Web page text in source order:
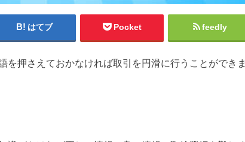
はてブ Pocket feedly
を押さえておかなければ取引を円滑に行うことができま